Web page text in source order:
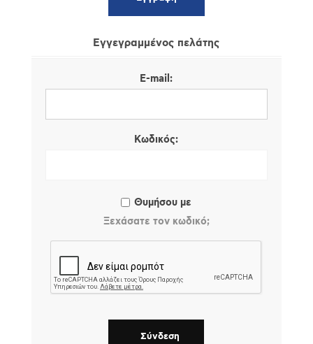
Εγγεγραμμένος πελάτης
E-mail:
Κωδικός:
Θυμήσου με
Ξεχάσατε τον κωδικό;